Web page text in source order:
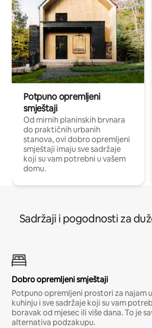
Potpuno opremljeni
smještaji
Od mirnih planinskih brvnara
do praktičnih urbanih
stanova, ovi dobro opremljeni
smještaji imaju sve sadržaje
koji su vam potrebni u vašem
domu.
Sadržaji i pogodnosti za
Dobro opremljeni smještaji
Potpuno opremljeni prostori za najam
kuhinju i sve sadržaje koji su vam
boravak od mjesec ili više dana. To je
alternativa podzakupu.